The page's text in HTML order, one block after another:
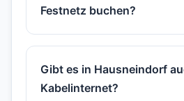
Festnetz buchen?
Gibt es in Hausneindorf
Kabelinternet?